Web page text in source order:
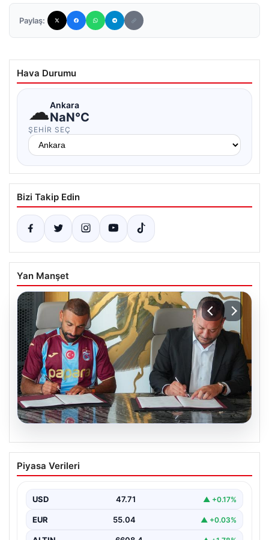
Paylaş:
Hava Durumu
☁Ankara
NaN°C
ŞEHIR SEÇ
Bizi Takip Edin
Yan Manşet
06.08.2026
Trabzonspor Salah’ın maliyetini
açıkladı!
Piyasa Verileri
USD 47.71 ▲ +0.17%
EUR 55.04 ▲ +0.03%